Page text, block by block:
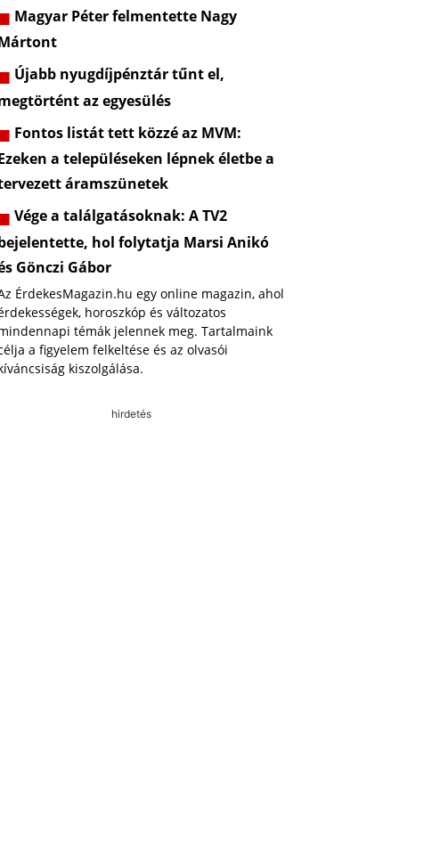
Magyar Péter felmentette Nagy
Újabb nyugdíjpénztár tűnt el,
az egyesülés
Fontos listát tett közzé az MVM:
a településeken lépnek életbe a
áramszünetek
Vége a találgatásoknak: A TV2
hol folytatja Marsi Anikó
Gönczi Gábor
ÉrdekesMagazin.hu egy online magazin, ahol
horoszkóp és változatos
témák jelennek meg. Tartalmaink
a figyelem felkeltése és az olvasói
kiszolgálása.
hirdetés